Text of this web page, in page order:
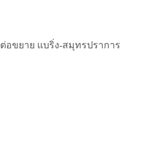
ยาย แบริ่ง-สมุทรปราการ